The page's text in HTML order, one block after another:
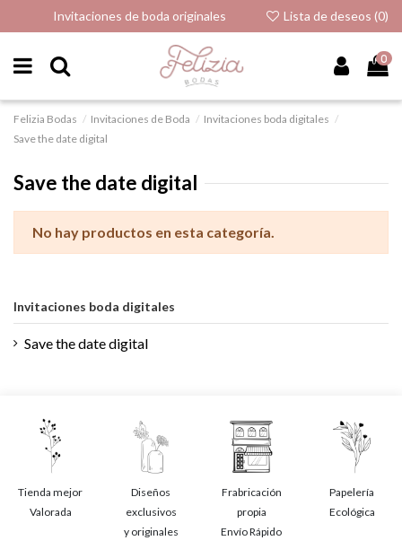
Invitaciones de boda originales Lista de deseos (0)
0
Felizia Bodas Invitaciones de Boda
Invitaciones boda digitales
Save the date digital
Save the date digital
No hay productos en esta categoría.
Invitaciones boda digitales
Save the date digital
Tienda mejor
Valorada
Diseños
exclusivos
y originales
Frabricación
propia
Envío Rápido
Papelería
Ecológica